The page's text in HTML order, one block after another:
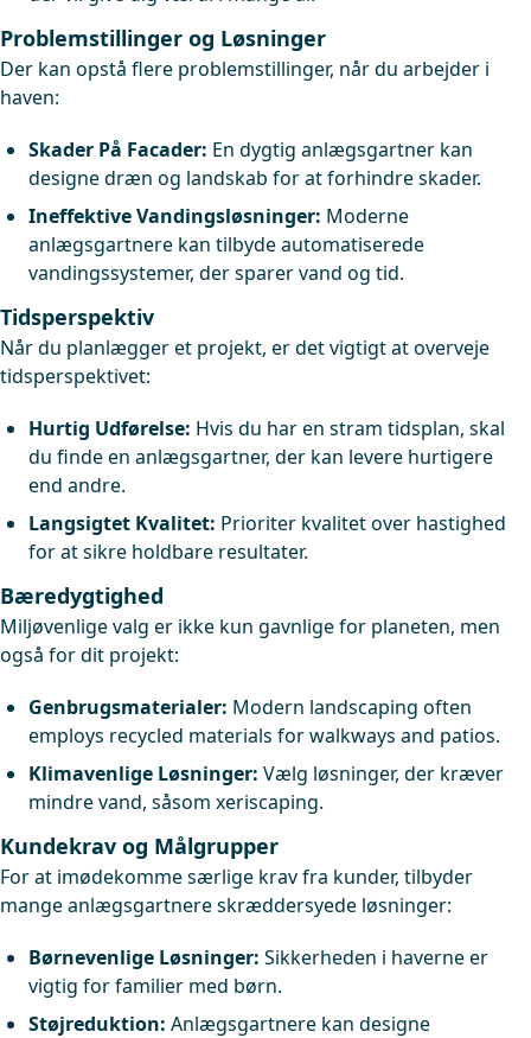
Problemstillinger og Løsninger
Der kan opstå flere problemstillinger, når du arbejder i
haven:
Skader På Facader: En dygtig anlægsgartner kan
designe dræn og landskab for at forhindre skader.
Ineffektive Vandingsløsninger: Moderne
anlægsgartnere kan tilbyde automatiserede
vandingssystemer, der sparer vand og tid.
Tidsperspektiv
Når du planlægger et projekt, er det vigtigt at overveje
tidsperspektivet:
Hurtig Udførelse: Hvis du har en stram tidsplan, skal
du finde en anlægsgartner, der kan levere hurtigere
end andre.
Langsigtet Kvalitet: Prioriter kvalitet over hastighed
for at sikre holdbare resultater.
Bæredygtighed
Miljøvenlige valg er ikke kun gavnlige for planeten, men
også for dit projekt:
Genbrugsmaterialer: Modern landscaping often
employs recycled materials for walkways and patios.
Klimavenlige Løsninger: Vælg løsninger, der kræver
mindre vand, såsom xeriscaping.
Kundekrav og Målgrupper
For at imødekomme særlige krav fra kunder, tilbyder
mange anlægsgartnere skræddersyede løsninger:
Børnevenlige Løsninger: Sikkerheden i haverne er
vigtig for familier med børn.
Støjreduktion: Anlægsgartnere kan designe